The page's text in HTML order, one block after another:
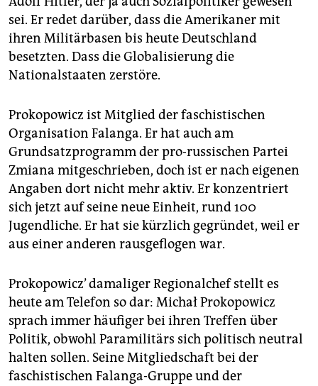
sei. Er redet darüber, dass die Amerikaner mit
ihren Militärbasen bis heute Deutschland
besetzten. Dass die Globalisierung die
Nationalstaaten zerstöre.
Prokopowicz ist Mitglied der faschistischen
Organisation Falanga. Er hat auch am
Grundsatzprogramm der pro-russischen Partei
Zmiana mitgeschrieben, doch ist er nach eigenen
Angaben dort nicht mehr aktiv. Er konzentriert
sich jetzt auf seine neue Einheit, rund 100
Jugendliche. Er hat sie kürzlich gegründet, weil er
aus einer anderen rausgeflogen war.
Prokopowicz’ damaliger Regionalchef stellt es
heute am Telefon so dar: Michał Prokopowicz
sprach immer häufiger bei ihren Treffen über
Politik, obwohl Paramilitärs sich politisch neutral
halten sollen. Seine Mitgliedschaft bei der
faschistischen Falanga-Gruppe und der